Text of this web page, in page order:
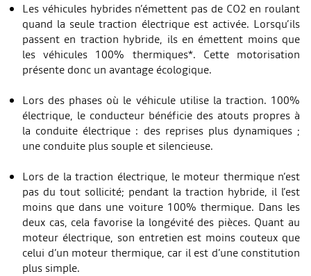
Les véhicules hybrides n’émettent pas de CO2 en roulant
quand la seule traction électrique est activée. Lorsqu’ils
passent en traction hybride, ils en émettent moins que
les véhicules 100% thermiques*. Cette motorisation
présente donc un avantage écologique.
Lors des phases où le véhicule utilise la traction. 100%
électrique, le conducteur bénéficie des atouts propres à
la conduite électrique : des reprises plus dynamiques ;
une conduite plus souple et silencieuse.
Lors de la traction électrique, le moteur thermique n’est
pas du tout sollicité; pendant la traction hybride, il l’est
moins que dans une voiture 100% thermique. Dans les
deux cas, cela favorise la longévité des pièces. Quant au
moteur électrique, son entretien est moins couteux que
celui d’un moteur thermique, car il est d’une constitution
plus simple.